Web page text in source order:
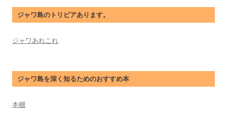
ジャワ島のトリビアあります。
ジャワあれこれ
ジャワ島を深く知るためのおすすめ本
本棚